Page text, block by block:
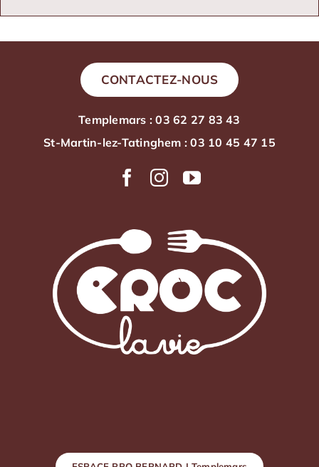
CONTACTEZ-NOUS
Templemars : 03 62 27 83 43
St-Martin-lez-Tatinghem : 03 10 45 47 15